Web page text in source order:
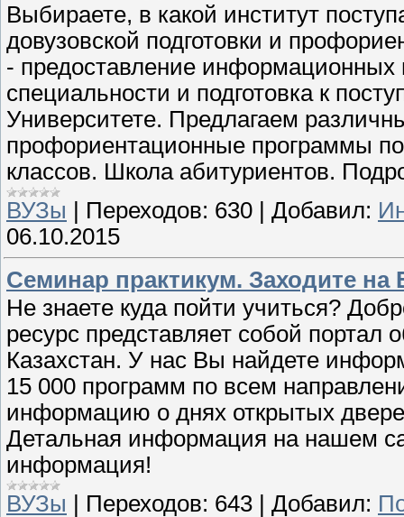
Выбираете, в какой институт
довузовской подготовки и
- предоставление
специальности и подготовка к
Университете. Предлагаем
профориентационные программы
классов. Школа абитуриентов.
ВУЗы
Переходов: 630 Добавил:
06.10.2015
Семинар практикум. Заходите на
Не знаете куда пойти учиться?
ресурс представляет собой портал
Казахстан. У нас Вы найдете
15 000 программ по всем
информацию о днях открытых
Детальная информация на нашем
информация!
ВУЗы | Переходов: 643 | Добавил: